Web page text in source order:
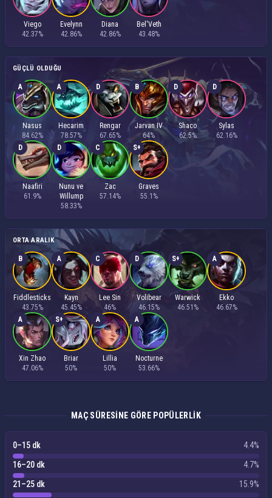
Viego
42.37%
Evelynn
42.86%
Diana
42.86%
Bel'Veth
43.48%
GÜÇLÜ OLDUĞU
A
Nasus
84.62%
A
Hecarim
78.57%
D
Rengar
67.65%
B
Jarvan IV
64%
D
Shaco
62.5%
D
Sylas
62.16%
D
Naafiri
61.9%
D
Nunu ve
Willump
58.33%
C
Zac
57.14%
S+
Graves
55.1%
ORTA ARALIK
B
Fiddlesticks
43.75%
A
Kayn
45.45%
C
Lee Sin
46%
D
Volibear
46.15%
S+
Warwick
46.51%
A
Ekko
46.67%
A
Xin Zhao
47.06%
S+
Briar
50%
A
Lillia
50%
A
Nocturne
53.66%
MAÇ SÜRESINE GÖRE POPÜLERLIK
0–15 dk
4.4%
16–20 dk
4.7%
21–25 dk
15.9%